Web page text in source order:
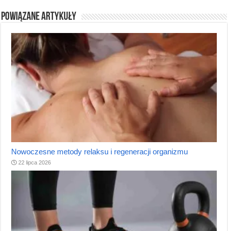
Powiązane artykuły
Nowoczesne metody relaksu i regeneracji organizmu
22 lipca 2026